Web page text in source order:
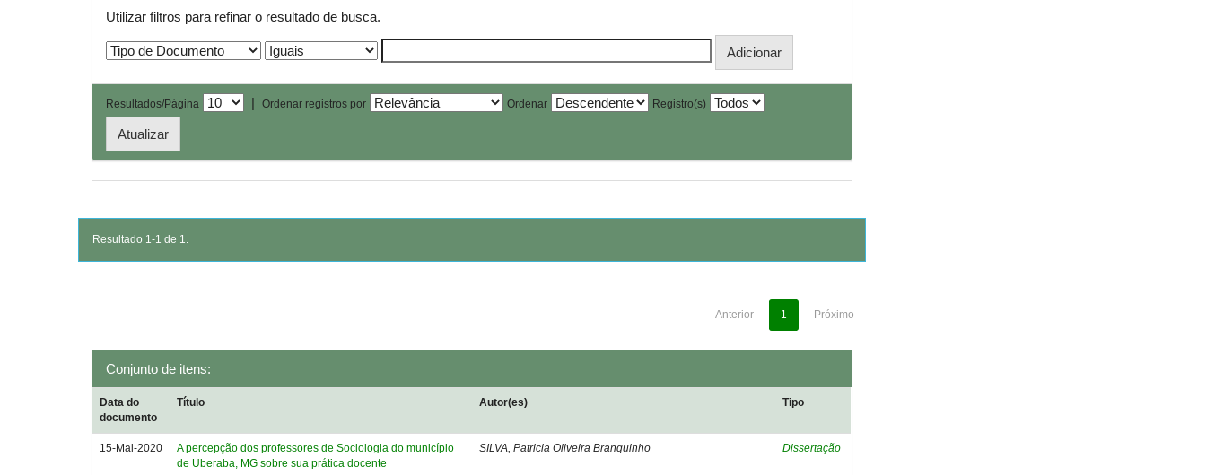
Utilizar filtros para refinar o resultado de busca.
Resultados/Página | Ordenar registros por Ordenar Registro(s)
Resultado 1-1 de 1.
Anterior 1 Próximo
Conjunto de itens:
Data do
documento
Título Autor(es) Tipo
15-Mai-2020
A percepção dos professores de Sociologia do município
de Uberaba, MG sobre sua prática docente
SILVA, Patricia Oliveira Branquinho Dissertação